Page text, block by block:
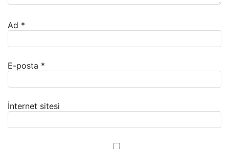
Ad *
E-posta *
İnternet sitesi